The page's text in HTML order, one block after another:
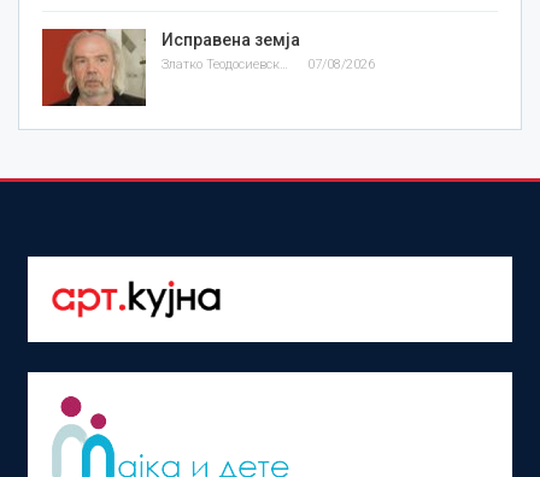
Исправена земја
Златко Теодосиевски 07/08/2026